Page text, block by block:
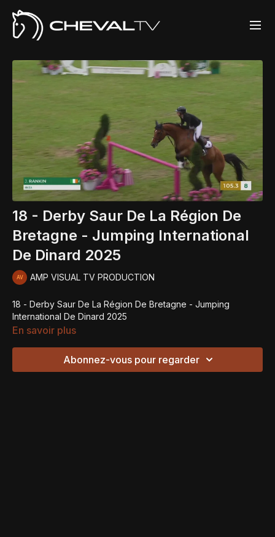
18 - Derby Saur De La Région De
Bretagne - Jumping International
De Dinard 2025
AMP VISUAL TV PRODUCTION
18 - Derby Saur De La Région De Bretagne - Jumping
International De Dinard 2025
En savoir plus
Abonnez-vous pour regarder